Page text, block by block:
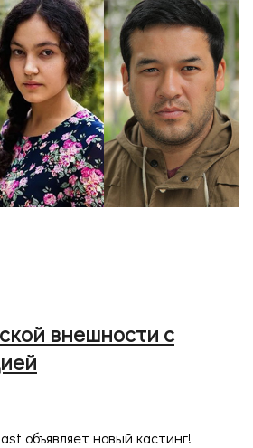
внешности с
объявляет новый кастинг!